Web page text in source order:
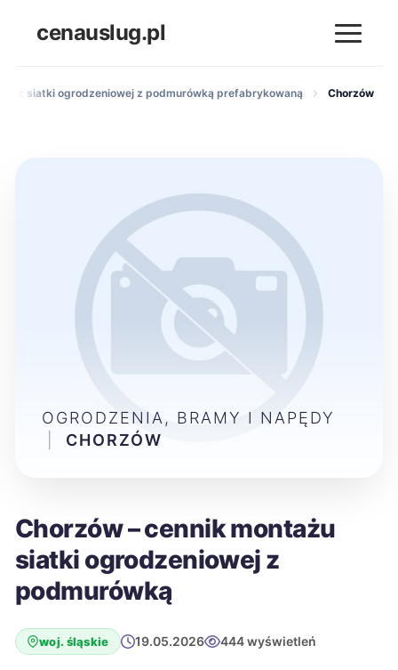
cenauslug.pl
siatki ogrodzeniowej z podmurówką prefabrykowaną Chorzów
Chorzów – cennik montażu
siatki ogrodzeniowej z
podmurówką
woj. śląskie 19.05.2026 444 wyświetleń
OGRODZENIA, BRAMY I NAPĘDY
CHORZÓW